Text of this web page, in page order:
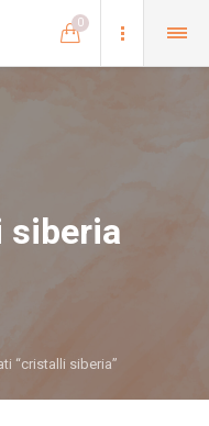
0
“cristalli siberia”